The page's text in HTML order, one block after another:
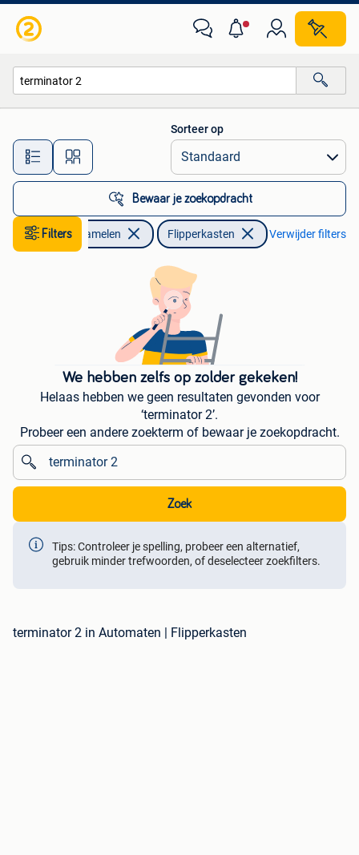
Alle afstanden…
Sorteer op
Bewaar je zoekopdracht
FiltersVerzamelen Flipperkasten Verwijder filters
We hebben zelfs op zolder gekeken!
Helaas hebben we geen resultaten gevonden voor
‘terminator 2’.
Probeer een andere zoekterm of bewaar je zoekopdracht.
Zoek
Tips: Controleer je spelling, probeer een alternatief,
gebruik minder trefwoorden, of deselecteer zoekfilters.
terminator 2 in Automaten | Flipperkasten